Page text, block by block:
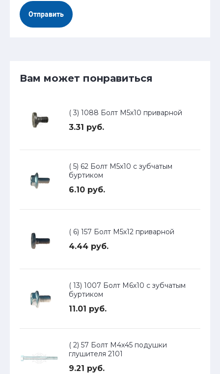
Отправить
Вам может понравиться
( 3) 1088 Болт М5х10 приварной
3.31 руб.
( 5) 62 Болт М5х10 с зубчатым
буртиком
6.10 руб.
( 6) 157 Болт М5х12 приварной
4.44 руб.
( 13) 1007 Болт М6х10 с зубчатым
буртиком
11.01 руб.
( 2) 57 Болт М4х45 подушки
глушителя 2101
9.21 руб.